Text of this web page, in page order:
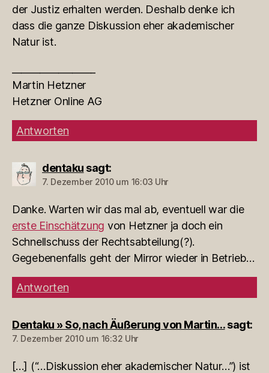
der Justiz erhalten werden. Deshalb denke ich
dass die ganze Diskussion eher akademischer
Natur ist.
Martin Hetzner
Hetzner Online AG
Antworten
dentaku sagt:
7. Dezember 2010 um 16:03 Uhr
Danke. Warten wir das mal ab, eventuell war die
erste Einschätzung von Hetzner ja doch ein
Schnellschuss der Rechtsabteilung(?).
Gegebenenfalls geht der Mirror wieder in Betrieb…
Antworten
Dentaku » So, nach Äußerung von Martin… sagt:
7. Dezember 2010 um 16:32 Uhr
[…] (“…Diskussion eher akademischer Natur…”) ist